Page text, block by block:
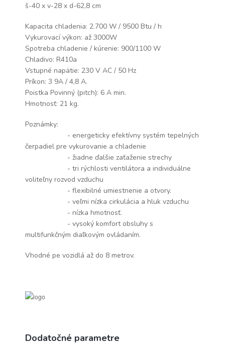
š-40 x v-28 x d-62,8 cm
Kapacita chladenia: 2.700 W / 9500 Btu / h
Vykurovací výkon: až 3000W
Spotreba chladenie / kúrenie: 900/1100 W
Chladivo: R410a
Vstupné napätie: 230 V AC / 50 Hz
Príkon: 3 9A / 4,8 A.
Poistka Povinný (pitch): 6 A min.
Hmotnosť: 21 kg.
Poznámky:
- energeticky efektívny systém tepelných
čerpadiel pre vykurovanie a chladenie
- žiadne ďalšie zaťaženie strechy
- tri rýchlosti ventilátora a individuálne
voliteľny rozvod vzduchu
- flexibilné umiestnenie a otvory.
- veľmi nízka cirkulácia a hluk vzduchu
- nízka hmotnosť.
- vysoký komfort obsluhy s
multifunkčným diaľkovým ovládaním.
Vhodné pe vozidlá až do 8 metrov.
Dodatočné parametre